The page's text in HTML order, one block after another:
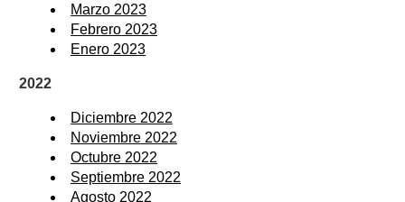
Marzo 2023
Febrero 2023
Enero 2023
2022
Diciembre 2022
Noviembre 2022
Octubre 2022
Septiembre 2022
Agosto 2022